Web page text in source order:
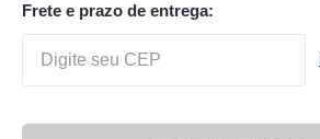
Frete e prazo de entrega: